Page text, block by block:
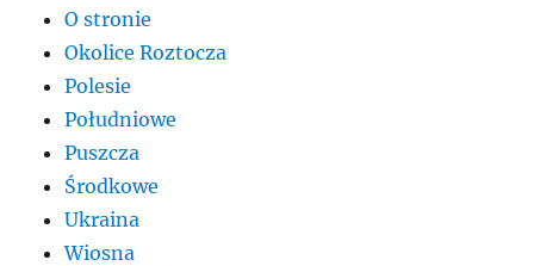
O stronie
Okolice Roztocza
Polesie
Południowe
Puszcza
Środkowe
Ukraina
Wiosna